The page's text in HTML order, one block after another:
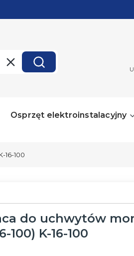
Wyczyść
Szukaj
Osprzęt elektroinstalacyjny
16-100
do uchwytów
100) K-16-100